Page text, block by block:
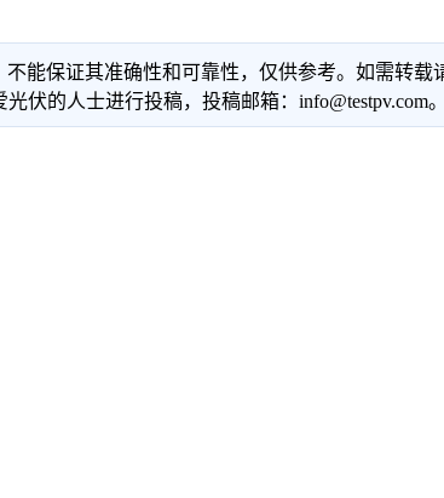
能保证其准确性和可靠性，仅供参考。如需转载
的人士进行投稿，投稿邮箱：info@testpv.com。